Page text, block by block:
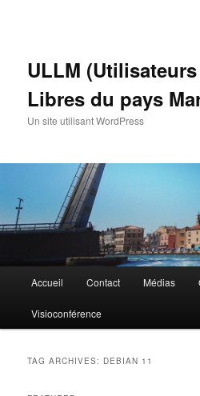
ULLM
Libres du pays
Un site utilisant WordPress
Accueil Contact Médias
Visioconférence
TAG ARCHIVES: DEBIAN 11